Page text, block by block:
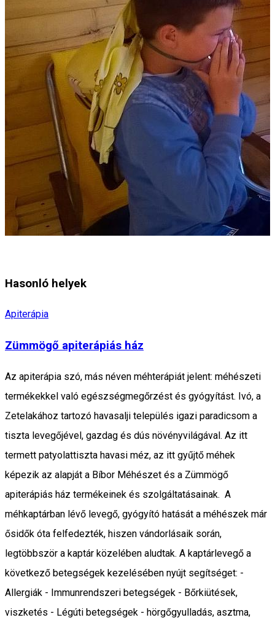
Hasonló helyek
Apiterápia
Zümmögő apiterápiás ház
Az apiterápia szó, más néven méhterápiát jelent: méhészeti
termékekkel való egészségmegőrzést és gyógyítást. Ivó, a
Zetelakához tartozó havasalji település igazi paradicsom a
tiszta levegőjével, gazdag és dús növényvilágával. Az itt
termett patyolattiszta havasi méz, az itt gyűjtő méhek
képezik az alapját a Bíbor Méhészet és a Zümmögő
apiterápiás ház termékeinek és szolgáltatásainak. A
méhkaptárban lévő levegő, gyógyító hatását a méhészek már
ősidők óta felfedezték, hiszen vándorlásaik során,
legtöbbször a kaptár közelében aludtak. A kaptárlevegő a
következő betegségek kezelésében nyújt segítséget: -
Allergiák - Immunrendszeri betegségek - Bőrkiütések,
viszketés - Légúti betegségek - hörgőgyulladás, asztma,